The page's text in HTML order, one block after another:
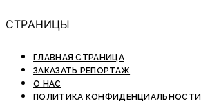
СТРАНИЦЫ
ГЛАВНАЯ СТРАНИЦА
ЗАКАЗАТЬ РЕПОРТАЖ
О НАС
ПОЛИТИКА КОНФИДЕНЦИАЛЬНОСТИ